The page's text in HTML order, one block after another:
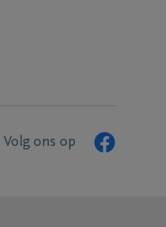
Volg ons op